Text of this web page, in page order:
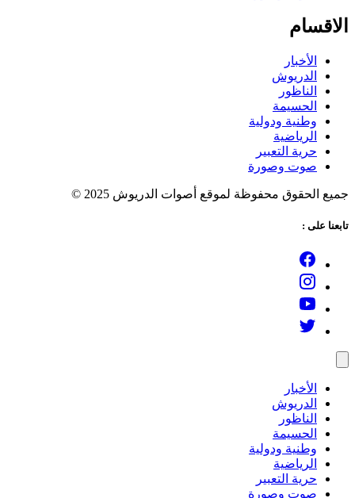
الاقسام
الأخبار
الدريوش
الناظور
الحسيمة
وطنية ودولية
الرياضية
حرية التعبير
صوت وصورة
جميع الحقوق محفوظة لموقع أصوات الدريوش 2025 ©
تابعنا على :
الأخبار
الدريوش
الناظور
الحسيمة
وطنية ودولية
الرياضية
حرية التعبير
صوت وصورة